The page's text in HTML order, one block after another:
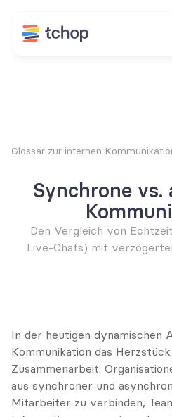
Glossar zur internen
Synchrone vs.
Den Vergleich von
Live-Chats) mit
In der heutigen
Kommunikation das
Zusammenarbeit.
aus synchroner und
Mitarbeiter zu verbinden,